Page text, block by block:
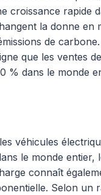
croissance rapide
la donne en
de
que les ventes
% dans le monde
véhicules
le monde entier,
connaît
Selon un